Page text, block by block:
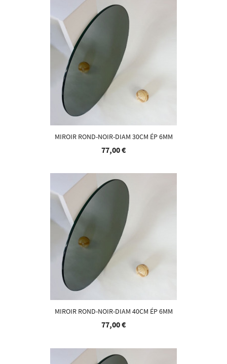
MIROIR ROND-NOIR-DIAM 30CM ÉP 6MM
77,00 €
MIROIR ROND-NOIR-DIAM 40CM ÉP 6MM
77,00 €